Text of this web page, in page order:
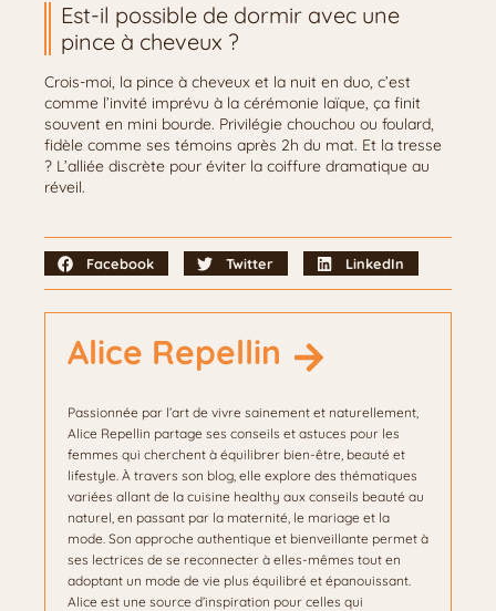
Est-il possible de dormir avec une
pince à cheveux ?
Crois-moi, la pince à cheveux et la nuit en duo, c’est
comme l’invité imprévu à la cérémonie laïque, ça finit
souvent en mini bourde. Privilégie chouchou ou foulard,
fidèle comme ses témoins après 2h du mat. Et la tresse
? L’alliée discrète pour éviter la coiffure dramatique au
réveil.
Facebook Twitter LinkedIn
Alice Repellin
Passionnée par l’art de vivre sainement et naturellement,
Alice Repellin partage ses conseils et astuces pour les
femmes qui cherchent à équilibrer bien-être, beauté et
lifestyle. À travers son blog, elle explore des thématiques
variées allant de la cuisine healthy aux conseils beauté au
naturel, en passant par la maternité, le mariage et la
mode. Son approche authentique et bienveillante permet à
ses lectrices de se reconnecter à elles-mêmes tout en
adoptant un mode de vie plus équilibré et épanouissant.
Alice est une source d’inspiration pour celles qui